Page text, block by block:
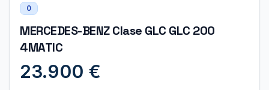
0
MERCEDES-BENZ Clase GLC GLC 200
4MATIC
23.900 €